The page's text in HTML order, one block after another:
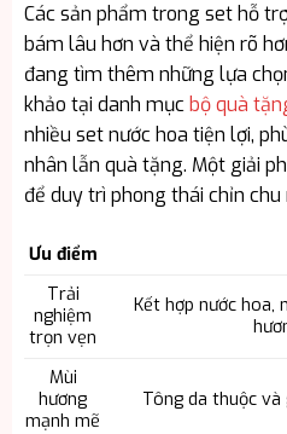
Các sản phẩm trong set hỗ
bám lâu hơn và thể hiện rõ
đang tìm thêm những lựa
khảo tại danh mụcbộ quà
nhiều set nước hoa tiện lợi,
nhân lẫn quà tặng. Một giải
để duy trì phong thái chỉn chu
Ưu điểm
Trải
nghiệm
trọn vẹn
Kết hợp nước hoa,
Mùi
hương
mạnh mẽ
Tông da thuộc